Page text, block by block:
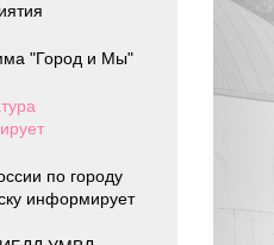
"Город и Мы"
по городу
информирует